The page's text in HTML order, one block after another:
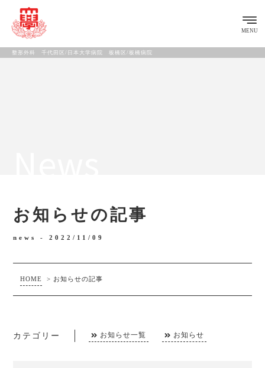
整形外科 千代田区/日本大学病院 板橋区/板橋病院
MENU
お知らせの記事
news -2022/11/09
HOME > お知らせの記事
カテゴリー お知らせ一覧 お知らせ